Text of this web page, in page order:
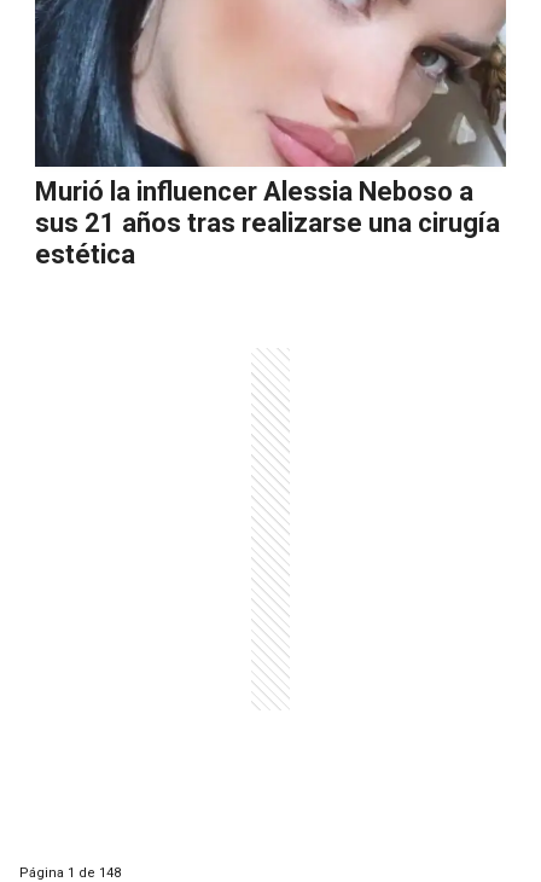
Murió la influencer Alessia Neboso a
sus 21 años tras realizarse una cirugía
estética
Página 1 de 148